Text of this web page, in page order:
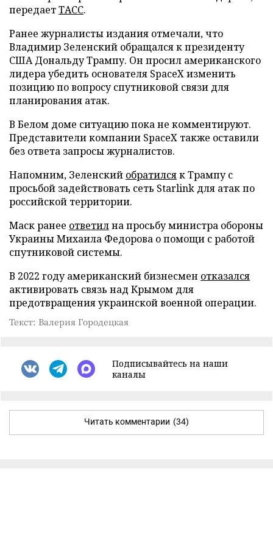
передаетТАСС.
Ранее журналисты издания отмечали, что
Владимир Зеленский обращался к президенту
США Дональду Трампу. Он просил американского
лидера убедить основателя SpaceX изменить
позицию по вопросу спутниковой связи для
планирования атак.
В Белом доме ситуацию пока не комментируют.
Представители компании SpaceX также оставили
без ответа запросы журналистов.
Напомним, Зеленский обратилсяк Трампу с
просьбой задействовать сеть Starlink для атак по
российской территории.
Маск ранее ответилна просьбу министра обороны
Украины Михаила Федорова о помощи с работой
спутниковой системы.
В 2022 году американский бизнесмен отказался
активировать связь над Крымом для
предотвращения украинской военной операции.
Текст: Валерия Городецкая
Подписывайтесь на наши
каналы
Читать комментарии (34)